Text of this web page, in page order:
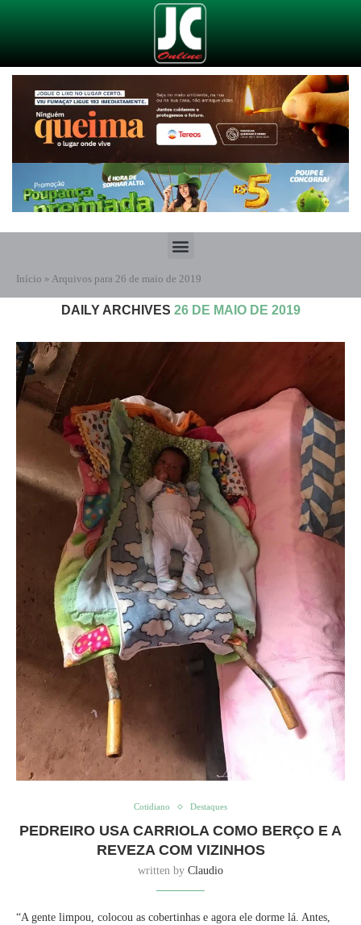
Início » Arquivos para 26 de maio de 2019
DAILY ARCHIVES 26 DE MAIO DE 2019
Cotidiano Destaques
PEDREIRO USA CARRIOLA COMO BERÇO E A
REVEZA COM VIZINHOS
written by Claudio
“A gente limpou, colocou as cobertinhas e agora ele dorme lá. Antes,